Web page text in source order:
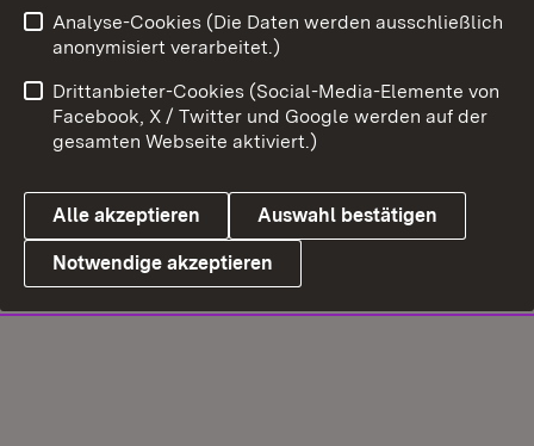
Analyse-Cookies (Die Daten werden ausschließlich
anonymisiert verarbeitet.)
Drittanbieter-Cookies (Social-Media-Elemente von
Facebook, X / Twitter und Google werden auf der
gesamten Webseite aktiviert.)
Alle akzeptieren Auswahl bestätigen
Notwendige akzeptieren